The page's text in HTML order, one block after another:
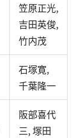
笠原正光,
吉田英俊,
竹内茂
石塚寛,
千葉隆一
阪部喜代
三, 塚田